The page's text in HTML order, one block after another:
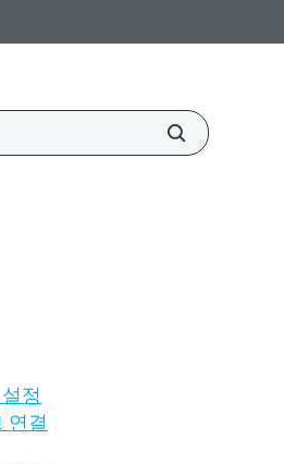
정
연결